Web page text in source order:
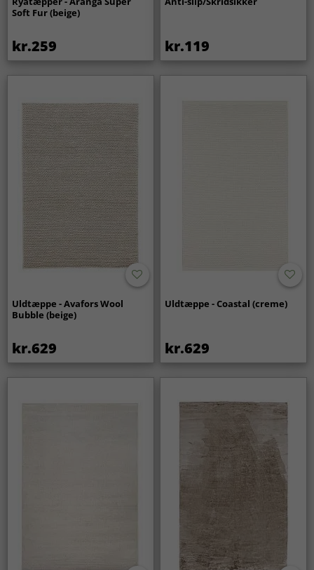
Soft Fur (beige)
kr.259 kr.119
Uldtæppe - Avafors Wool
Bubble (beige)
kr.629
Uldtæppe - Coastal (creme)
kr.629